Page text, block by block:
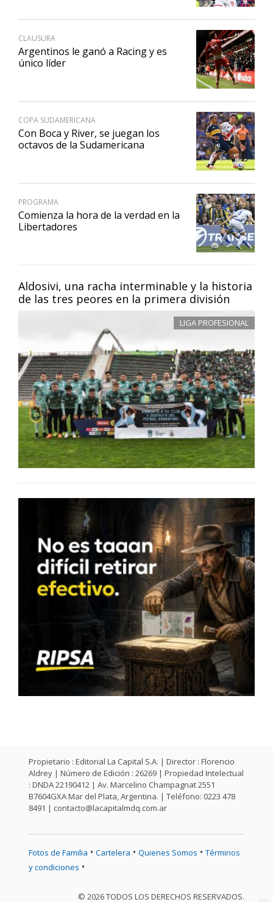
Aldosivi, una racha interminable y la historia
de las tres peores en la primera división
LIGA PROFESIONAL
CLAUSURA
Argentinos le ganó a Racing y es
único líder
COPA SUDAMERICANA
Con Boca y River, se juegan los
octavos de la Sudamericana
PROGRAMA
Comienza la hora de la verdad en la
Libertadores
Propietario : Editorial La Capital S.A. | Director : Florencio
Aldrey | Número de Edición : 26269 | Propiedad Intelectual
: DNDA 22190412 | Av. Marcelino Champagnat 2551
B7604GXA Mar del Plata, Argentina. | Teléfono: 0223 478
8491 | contacto@lacapitalmdq.com.ar
Fotos de Familia • Cartelera • Quienes Somos • Términos
y condiciones •
© 2026 TODOS LOS DERECHOS RESERVADOS.